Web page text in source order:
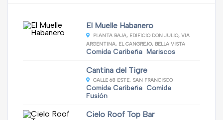
El Muelle Habanero
PLANTA BAJA, EDIFICIO DON JULIO, VIA
ARGENTINA, EL CANGREJO, BELLA VISTA
Comida Caribeña Mariscos
Cantina del Tigre
CALLE 68 ESTE, SAN FRANCISCO
Comida Caribeña Comida
Fusión
Cielo Roof Top Bar